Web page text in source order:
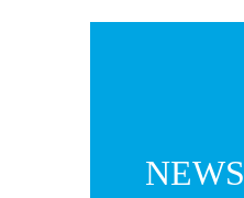
NEWS